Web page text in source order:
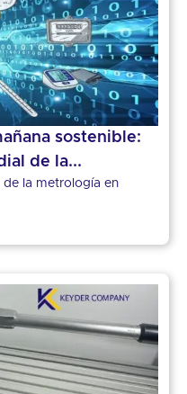
sostenible:
de la...
de la metrología en